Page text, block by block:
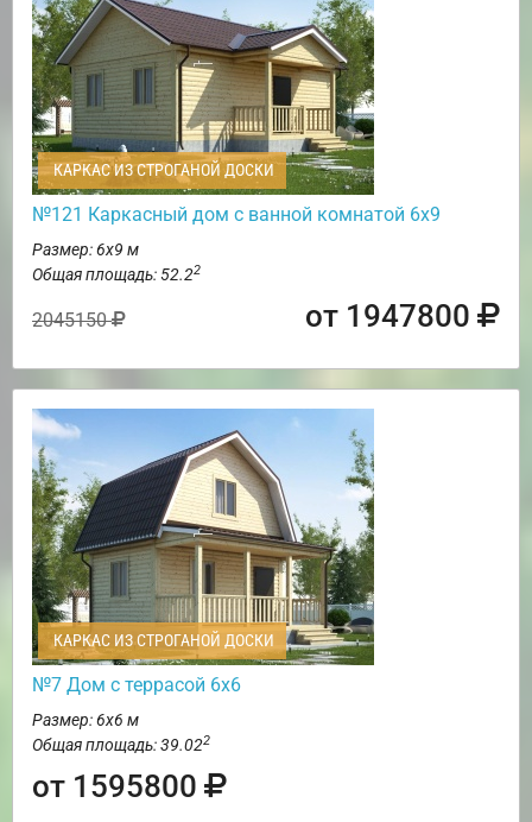
КАРКАС ИЗ СТРОГАНОЙ ДОСКИ
№121 Каркасный дом с ванной комнатой 6х9
Размер: 6х9 м
Общая площадь: 52.22
2045150 от 1947800
КАРКАС ИЗ СТРОГАНОЙ ДОСКИ
№7 Дом с террасой 6х6
Размер: 6х6 м
Общая площадь: 39.022
от 1595800